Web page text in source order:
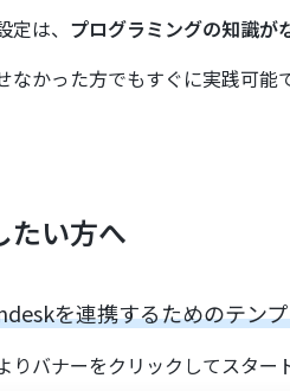
は、 プログラミングの知識が
なかった方でもすぐに実践可
たい方へ
を連携するためのテン
りバナーをクリックしてスター